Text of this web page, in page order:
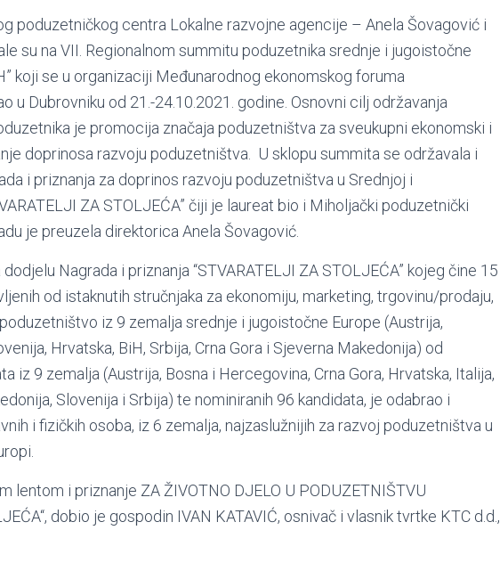
poduzetničkog centra Lokalne razvojne agencije – Anela Šovagović i
su na VII. Regionalnom summitu poduzetnika srednje i jugoistočne
koji se u organizaciji Međunarodnog ekonomskog foruma
u Dubrovniku od 21.-24.10.2021. godine. Osnovni cilj održavanja
je promocija značaja poduzetništva za sveukupni ekonomski i
doprinosa razvoju poduzetništva. U sklopu summita se održavala i
i priznanja za doprinos razvoju poduzetništva u Srednjoj i
ZA STOLJEĆA” čiji je laureat bio i Miholjački poduzetnički
je preuzela direktorica Anela Šovagović.
Nagrada i priznanja “STVARATELJI ZA STOLJEĆA” kojeg čine 15
od istaknutih stručnjaka za ekonomiju, marketing, trgovinu/prodaju,
iz 9 zemalja srednje i jugoistočne Europe (Austrija,
Hrvatska, BiH, Srbija, Crna Gora i Sjeverna Makedonija) od
iz 9 zemalja (Austrija, Bosna i Hercegovina, Crna Gora, Hrvatska, Italija,
Slovenija i Srbija) te nominiranih 96 kandidata, je odabrao i
i fizičkih osoba, iz 6 zemalja, najzaslužnijih za razvoj poduzetništva u
lentom i priznanje ZA ŽIVOTNO DJELO U PODUZETNIŠTVU
dobio je gospodin IVAN KATAVIĆ, osnivač i vlasnik tvrtke KTC d.d.,